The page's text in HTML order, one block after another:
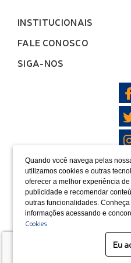
Quando você navega pelas
utilizamos cookies e outras
oferecer a melhor experiência
publicidade e recomendar
outras funcionalidades.
informações acessando e
Cookies
Eu
INSTITUCIONAIS
FALE CONOSCO
SIGA-NOS
LOCALIZAÇÃO
FORMAS DE